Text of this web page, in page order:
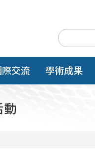
交流 學術成果
動